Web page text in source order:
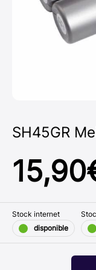
SH45GR
15,90
Stock internet
disponible